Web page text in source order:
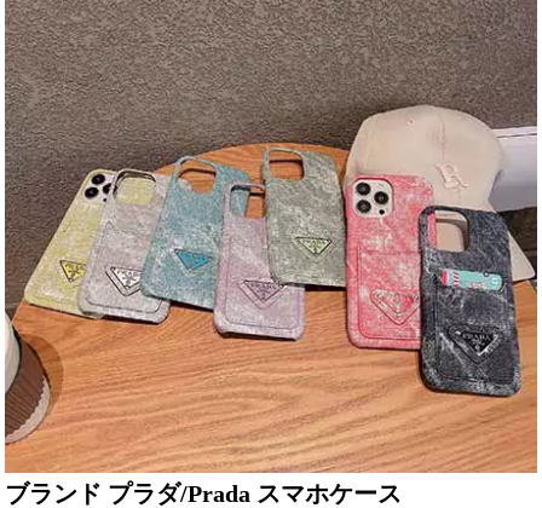
ブランド プラダ/Prada スマホケース